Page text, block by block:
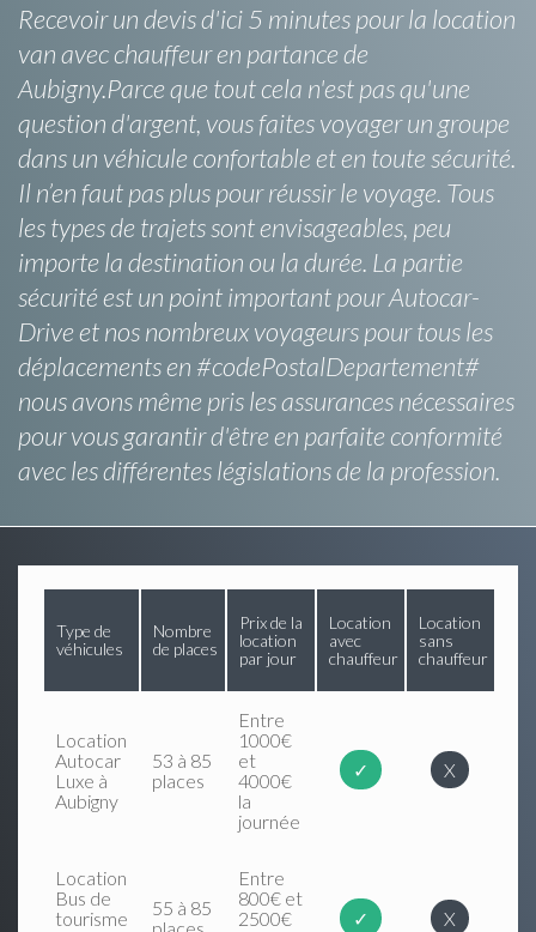
Recevoir un devis d'ici 5 minutes pour la location
van avec chauffeur en partance de
Aubigny.Parce que tout cela n'est pas qu'une
question d'argent, vous faites voyager un groupe
dans un véhicule confortable et en toute sécurité.
Il n’en faut pas plus pour réussir le voyage. Tous
les types de trajets sont envisageables, peu
importe la destination ou la durée. La partie
sécurité est un point important pour Autocar-
Drive et nos nombreux voyageurs pour tous les
déplacements en #codePostalDepartement#
nous avons même pris les assurances nécessaires
pour vous garantir d'être en parfaite conformité
avec les différentes législations de la profession.
Type de
véhicules
Nombre
de places
Prix de la
location
par jour
Location
avec
chauffeur
Location
sans
chauffeur
Location
Autocar
Luxe à
Aubigny
53 à 85
places
Entre
1000€
et
4000€
la
journée
✓ X
Location
Bus de
tourisme
55 à 85
Entre
800€ et
2500€
✓ X